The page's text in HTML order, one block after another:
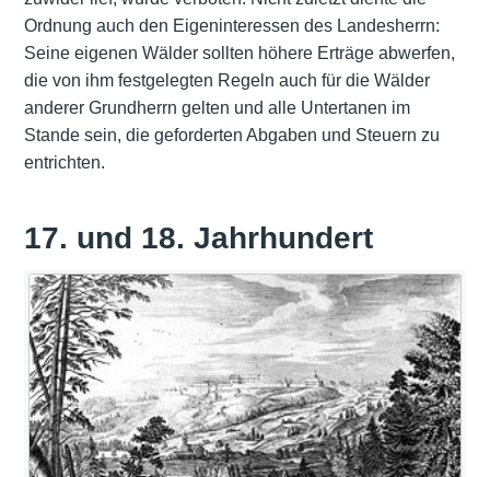
Ordnung auch den Eigeninteressen des Landesherrn:
Seine eigenen Wälder sollten höhere Erträge abwerfen,
die von ihm festgelegten Regeln auch für die Wälder
anderer Grundherrn gelten und alle Untertanen im
Stande sein, die geforderten Abgaben und Steuern zu
entrichten.
17. und 18. Jahrhundert